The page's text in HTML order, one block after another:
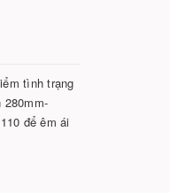
tình trạng
280mm-
để êm ái